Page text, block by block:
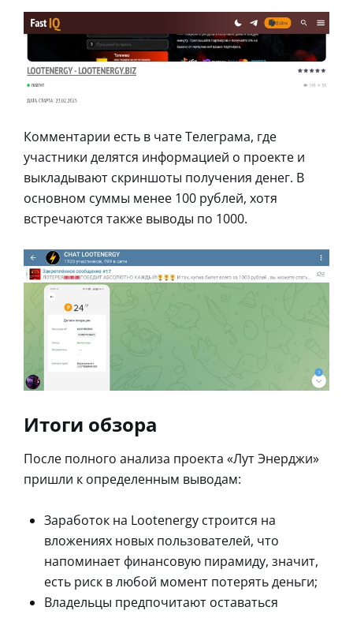
Комментарии есть в чате Телеграма, где
участники делятся информацией о проекте и
выкладывают скриншоты получения денег. В
основном суммы менее 100 рублей, хотя
встречаются также выводы по 1000.
Итоги обзора
После полного анализа проекта «Лут Энерджи»
пришли к определенным выводам:
Заработок на Lootenergy строится на
вложениях новых пользователей, что
напоминает финансовую пирамиду, значит,
есть риск в любой момент потерять деньги;
Владельцы предпочитают оставаться